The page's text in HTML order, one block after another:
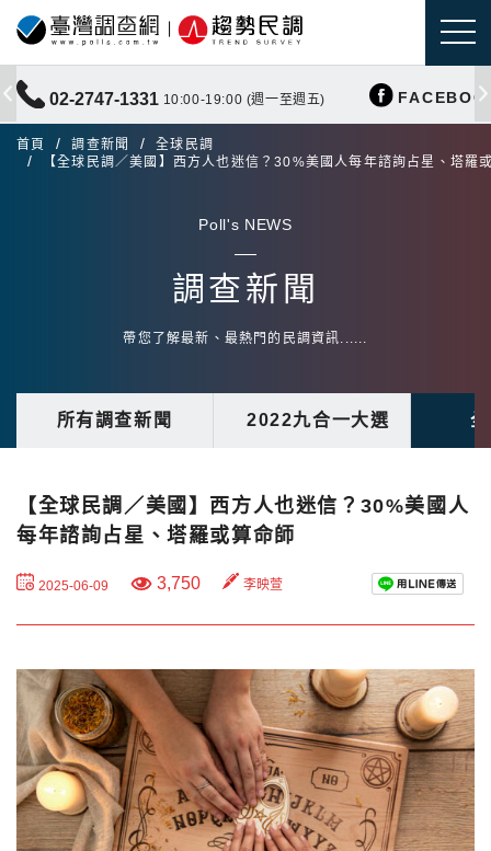
02-2747-1331 10:00-19:00 (週一至週五)
首頁 調查新聞
全球民調
【全球民調／美國】西方人也迷信？30%美國人每年諮詢占星、塔羅
Poll's NEWS
調查新聞
帶您了解最新、最熱門的民調資訊......
所有調查新聞 2022九合一大選
【全球民調／美國】西方人也迷信？30%美國人
每年諮詢占星、塔羅或算命師
2025-06-09 3,750 李映萱